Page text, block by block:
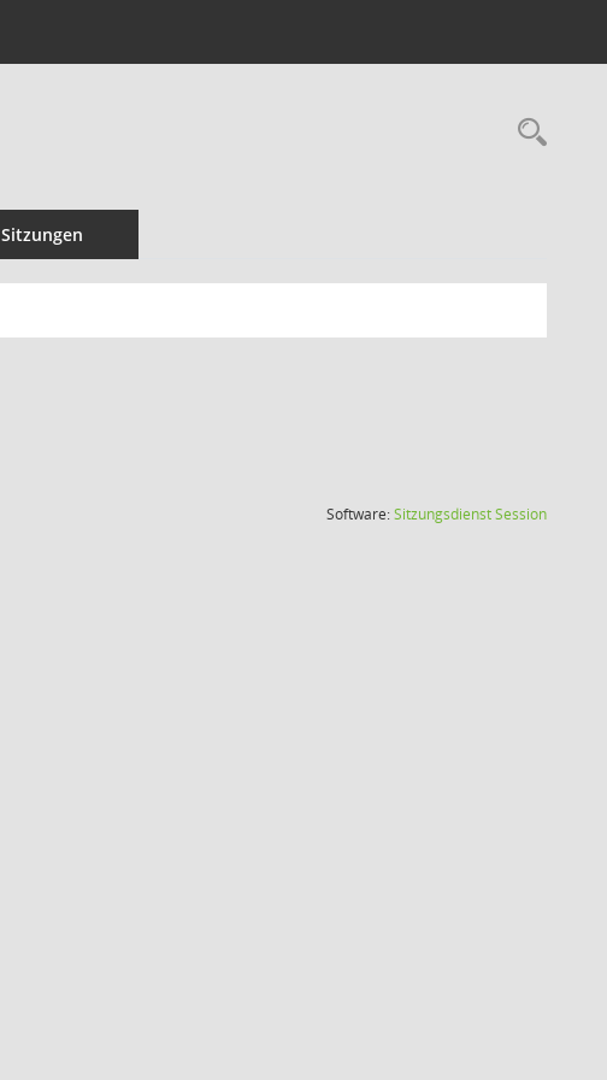
Sitzungen
Software:SitzungsdienstSession(Wird in